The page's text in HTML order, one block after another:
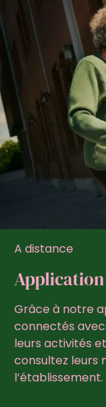
A distance
Grâce à notre
connectés
leurs activités
consultez leurs
l’établissement.